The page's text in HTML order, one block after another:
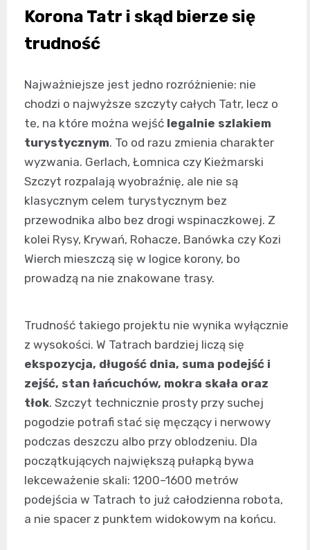
Korona Tatr i skąd bierze się
trudność
Najważniejsze jest jedno rozróżnienie: nie
chodzi o najwyższe szczyty całych Tatr, lecz o
te, na które można wejść legalnie szlakiem
turystycznym. To od razu zmienia charakter
wyzwania. Gerlach, Łomnica czy Kieżmarski
Szczyt rozpalają wyobraźnię, ale nie są
klasycznym celem turystycznym bez
przewodnika albo bez drogi wspinaczkowej. Z
kolei Rysy, Krywań, Rohacze, Banówka czy Kozi
Wierch mieszczą się w logice korony, bo
prowadzą na nie znakowane trasy.
Trudność takiego projektu nie wynika wyłącznie
z wysokości. W Tatrach bardziej liczą się
ekspozycja, długość dnia, suma podejść i
zejść, stan łańcuchów, mokra skała oraz
tłok. Szczyt technicznie prosty przy suchej
pogodzie potrafi stać się męczący i nerwowy
podczas deszczu albo przy oblodzeniu. Dla
początkujących największą pułapką bywa
lekceważenie skali: 1200–1600 metrów
podejścia w Tatrach to już całodzienna robota,
a nie spacer z punktem widokowym na końcu.